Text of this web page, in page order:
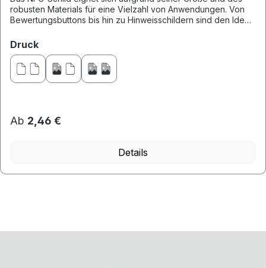
robusten Materials für eine Vielzahl von Anwendungen. Von
Bewertungsbuttons bis hin zu Hinweisschildern sind den Ideen
Druckauswählen
Ab 2,46 €
Details